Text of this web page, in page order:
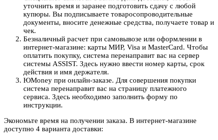
уточнить время и заранее подготовить сдачу с любой
купюры. Вы подписываете товаросопроводительные
документы, вносите денежные средства, получаете товар и
чек.
Безналичный расчет при самовывозе или оформлении в
интернет-магазине: карты МИР, Visa и MasterCard. Чтобы
оплатить покупку, система перенаправит вас на сервер
системы ASSIST. Здесь нужно ввести номер карты, срок
действия и имя держателя.
ЮMoney при онлайн-заказе. Для совершения покупки
система перенаправит вас на страницу платежного
сервиса. Здесь необходимо заполнить форму по
инструкции.
Экономьте время на получении заказа. В интернет-магазине
доступно 4 варианта доставки: